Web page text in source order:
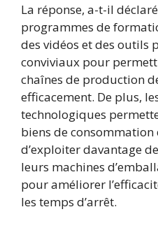
La réponse, a-t-il
programmes de
des vidéos et des outils
conviviaux pour
chaînes de production
efficacement. De plus,
technologiques
biens de consommation
d’exploiter davantage
leurs machines
pour améliorer
les temps d’arrêt.